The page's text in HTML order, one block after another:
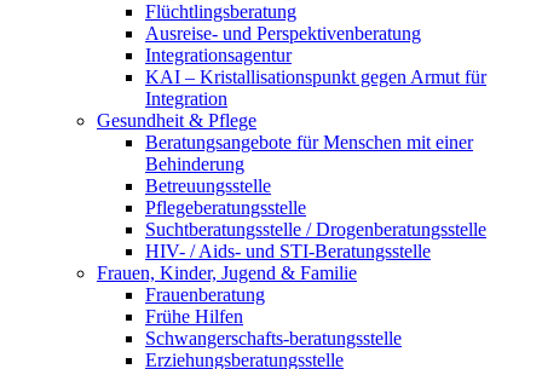
Flüchtlingsberatung
Ausreise- und Perspektivenberatung
Integrationsagentur
KAI – Kristallisationspunkt gegen Armut für
Integration
Gesundheit & Pflege
Beratungsangebote für Menschen mit einer
Behinderung
Betreuungsstelle
Pflegeberatungsstelle
Suchtberatungsstelle / Drogenberatungsstelle
HIV- / Aids- und STI-Beratungsstelle
Frauen, Kinder, Jugend & Familie
Frauenberatung
Frühe Hilfen
Schwangerschafts-beratungsstelle
Erziehungsberatungsstelle